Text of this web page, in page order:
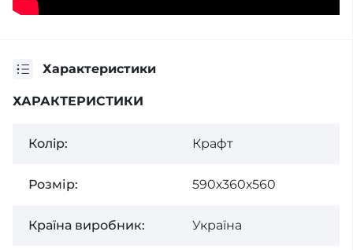
Характеристики
ХАРАКТЕРИСТИКИ
Колiр: Крафт
Розмір: 590х360х560
Країна виробник: Україна